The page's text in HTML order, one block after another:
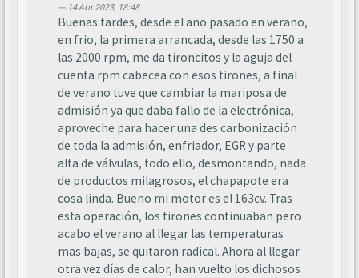
14 Abr 2023, 18:48
Buenas tardes, desde el año pasado en verano,
en frio, la primera arrancada, desde las 1750 a
las 2000 rpm, me da tironcitos y la aguja del
cuenta rpm cabecea con esos tirones, a final
de verano tuve que cambiar la mariposa de
admisión ya que daba fallo de la electrónica,
aproveche para hacer una des carbonización
de toda la admisión, enfriador, EGR y parte
alta de válvulas, todo ello, desmontando, nada
de productos milagrosos, el chapapote era
cosa linda. Bueno mi motor es el 163cv. Tras
esta operación, los tirones continuaban pero
acabo el verano al llegar las temperaturas
mas bajas, se quitaron radical. Ahora al llegar
otra vez días de calor, han vuelto los dichosos